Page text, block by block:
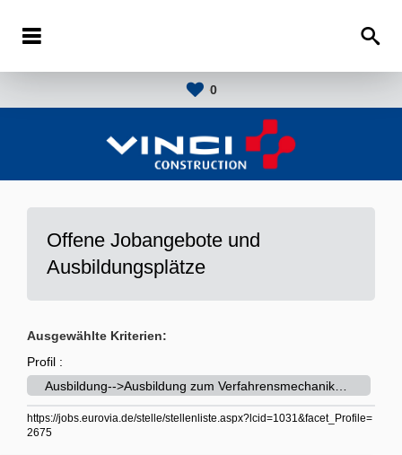
0
Offene Jobangebote und
Ausbildungsplätze
Ausgewählte Kriterien:
Profil :
https://jobs.eurovia.de/stelle/stellenliste.aspx?lcid=1031&facet_Profile=
2675